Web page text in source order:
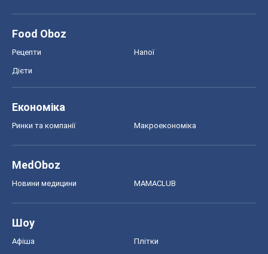
Food Oboz
Рецепти Напої
Дієти
Економіка
Ринки та компанії Макроекономіка
MedOboz
Новини медицини MAMACLUB
Шоу
Афіша Плітки